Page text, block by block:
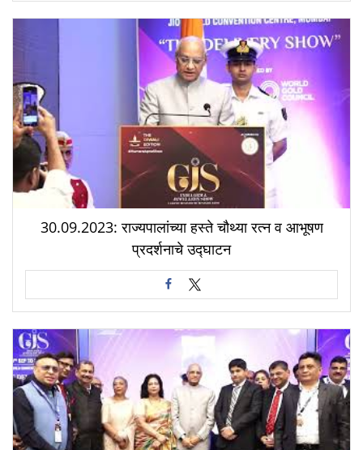
30.09.2023: राज्यपालांच्या हस्ते चौथ्या रत्न व आभूषण
प्रदर्शनाचे उद्घाटन